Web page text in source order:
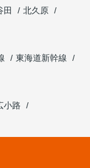
田
北久原
東海道新幹線
小路